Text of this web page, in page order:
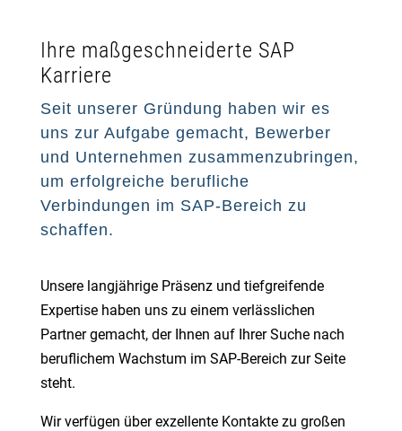
Ihre maßgeschneiderte SAP
Karriere
Seit unserer Gründung haben wir es
uns zur Aufgabe gemacht, Bewerber
und Unternehmen zusammenzubringen,
um erfolgreiche berufliche
Verbindungen im SAP-Bereich zu
schaffen.
Unsere langjährige Präsenz und tiefgreifende
Expertise haben uns zu einem verlässlichen
Partner gemacht, der Ihnen auf Ihrer Suche nach
beruflichem Wachstum im SAP-Bereich zur Seite
steht.
Wir verfügen über exzellente Kontakte zu großen